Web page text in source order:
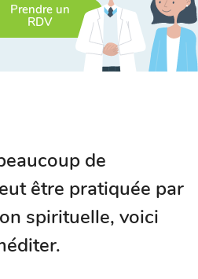
Prendre un
RDV
de
être pratiquée par
spirituelle, voici